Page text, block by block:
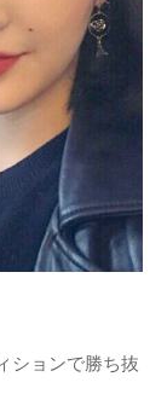
ションで勝ち抜